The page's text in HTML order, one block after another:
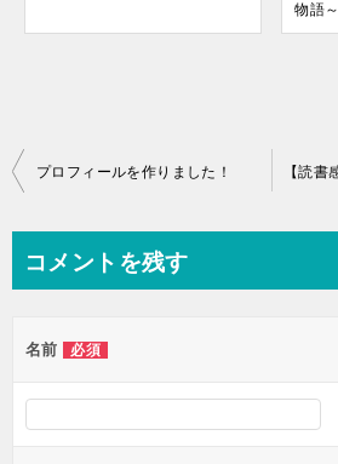
物語～
投
ビ
ー
シ
プロフィールを作りました！
コメントを残す
名前 必須